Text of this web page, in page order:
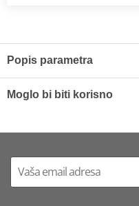
Popis parametra
Proizvođač
Original number of
Number of chain
links
Moglo bi biti korisno